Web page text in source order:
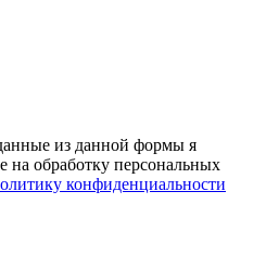
из данной формы я
на обработку персональных
конфиденциальности